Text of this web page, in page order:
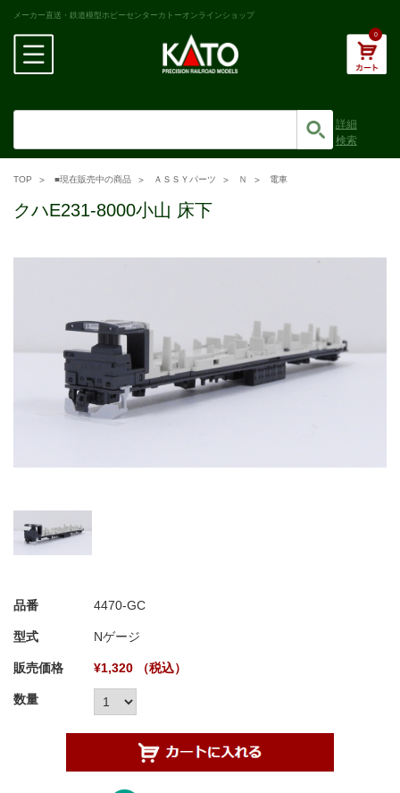
メーカー直送・鉄道模型ホビーセンターカトーオンラインショップ
0
詳細
検索
TOP ■現在販売中の商品 ＡＳＳＹパーツ Ｎ 電車
クハE231-8000小山 床下
品番 4470-GC
型式 Nゲージ
販売価格 ¥1,320 （税込）
数量